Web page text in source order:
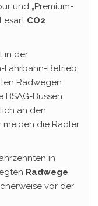
und „Premium-
CO2
in der
Fahrbahn-Betrieb
Radwegen
BSAG-Bussen.
an den
meiden die Radler
in
Radwege.
vor der